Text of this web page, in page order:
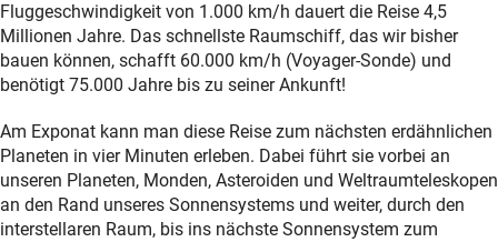
Fluggeschwindigkeit von 1.000 km/h dauert die Reise 4,5
Millionen Jahre. Das schnellste Raumschiff, das wir bisher
bauen können, schafft 60.000 km/h (Voyager-Sonde) und
benötigt 75.000 Jahre bis zu seiner Ankunft!
Am Exponat kann man diese Reise zum nächsten erdähnlichen
Planeten in vier Minuten erleben. Dabei führt sie vorbei an
unseren Planeten, Monden, Asteroiden und Weltraumteleskopen
an den Rand unseres Sonnensystems und weiter, durch den
interstellaren Raum, bis ins nächste Sonnensystem zum